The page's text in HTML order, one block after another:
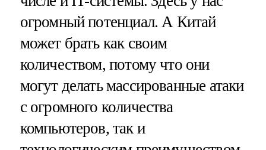
огромный потенциал. А Китай
может брать как своим
количеством, потому что они
могут делать массированные атаки
с огромного количества
компьютеров, так и